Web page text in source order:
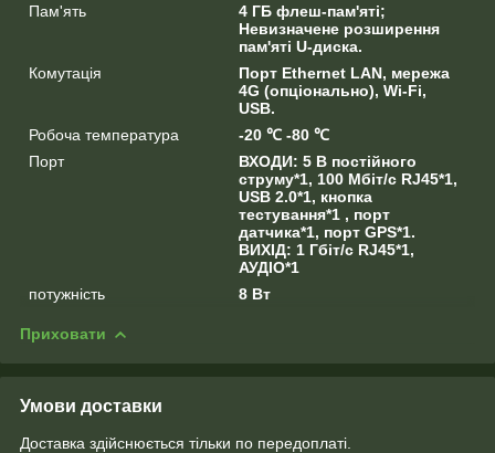
Пам'ять
4 ГБ флеш-пам'яті;
Невизначене розширення
пам'яті U-диска.
Комутація
Порт Ethernet LAN, мережа
4G (опціонально), Wi-Fi,
USB.
Робоча температура
-20 ℃ -80 ℃
Порт
ВХОДИ: 5 В постійного
струму*1, 100 Мбіт/с RJ45*1,
USB 2.0*1, кнопка
тестування*1 , порт
датчика*1, порт GPS*1.
ВИХІД: 1 Гбіт/с RJ45*1,
АУДІО*1
потужність
8 Вт
Приховати
Умови доставки
Доставка здійснюється тільки по передоплаті.